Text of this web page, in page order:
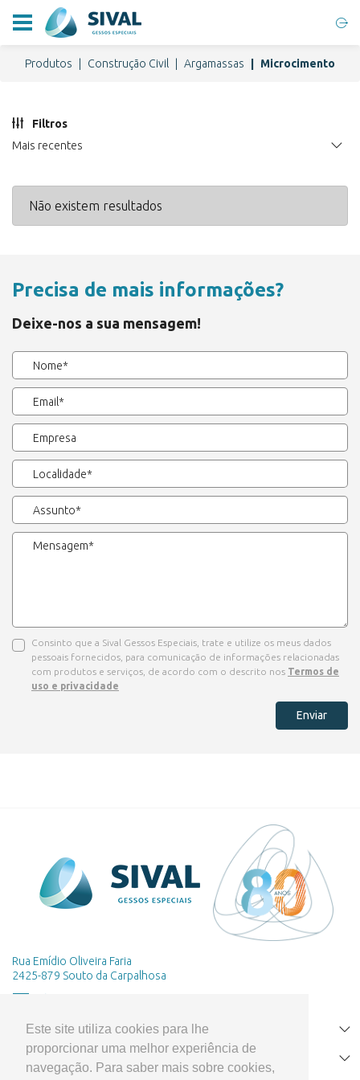
Este site utiliza cookies para lhe
proporcionar uma melhor experiência de
navegação. Para saber mais sobre cookies,
Produtos Construção Civil Argamassas Microcimento
Filtros
Mais recentes
Não existem resultados
Precisa de mais informações?
Deixe-nos a sua mensagem!
Consinto que a Sival Gessos Especiais, trate e utilize os meus dados
pessoais fornecidos, para comunicação de informações relacionadas
com produtos e serviços, de acordo com o descrito nos Termos de
uso e privacidade
Enviar
Rua Emídio Oliveira Faria
2425-879 Souto da Carpalhosa
HOME
PRODUTOS